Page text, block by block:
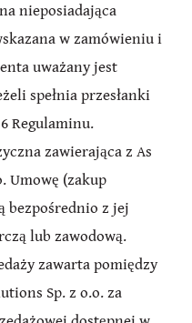
nieposiadająca
w zamówieniu i
uważany jest
spełnia przesłanki
Regulaminu.
zawierająca z As
Umowę (zakup
bezpośrednio z jej
lub zawodową.
zawarta pomiędzy
Sp. z o.o. za